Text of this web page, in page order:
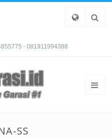
- 081911994388
SS